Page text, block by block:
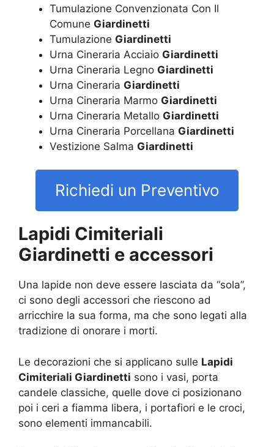
Tumulazione Convenzionata Con Il
Comune Giardinetti
Tumulazione Giardinetti
Urna Cineraria Acciaio Giardinetti
Urna Cineraria Legno Giardinetti
Urna Cineraria Giardinetti
Urna Cineraria Marmo Giardinetti
Urna Cineraria Metallo Giardinetti
Urna Cineraria Porcellana Giardinetti
Vestizione Salma Giardinetti
Richiedi un Preventivo
Lapidi Cimiteriali
Giardinetti e accessori
Una lapide non deve essere lasciata da “sola”,
ci sono degli accessori che riescono ad
arricchire la sua forma, ma che sono legati alla
tradizione di onorare i morti.
Le decorazioni che si applicano sulle Lapidi
Cimiteriali Giardinetti sono i vasi, porta
candele classiche, quelle dove ci posizionano
poi i ceri a fiamma libera, i portafiori e le croci,
sono elementi immancabili.